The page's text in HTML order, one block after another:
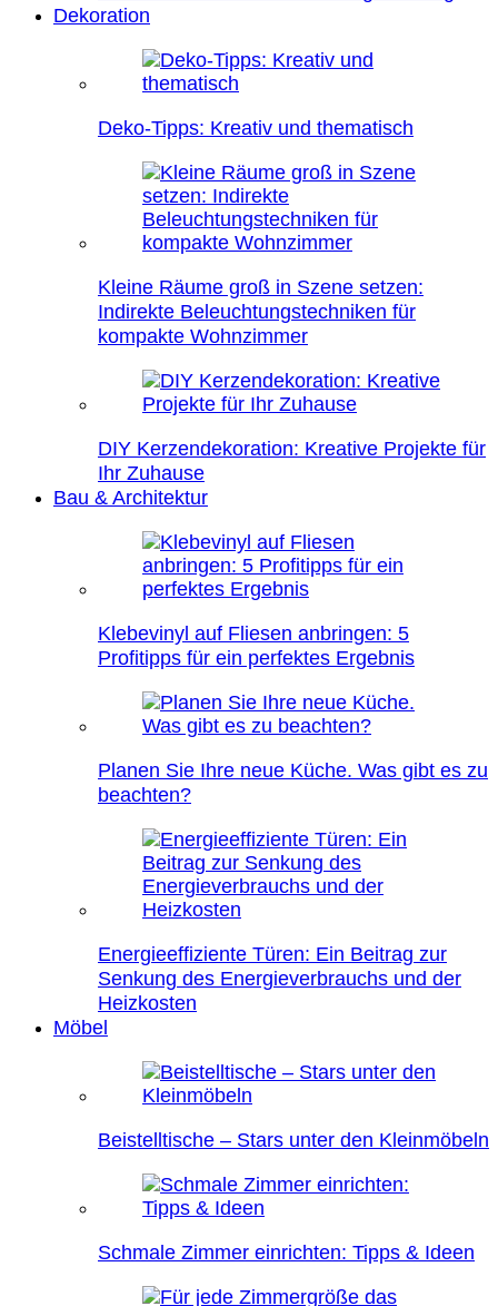
Dekoration
Deko-Tipps: Kreativ und thematisch
Kleine Räume groß in Szene setzen:
Indirekte Beleuchtungstechniken für
kompakte Wohnzimmer
DIY Kerzendekoration: Kreative Projekte für
Ihr Zuhause
Bau & Architektur
Klebevinyl auf Fliesen anbringen: 5
Profitipps für ein perfektes Ergebnis
Planen Sie Ihre neue Küche. Was gibt es zu
beachten?
Energieeffiziente Türen: Ein Beitrag zur
Senkung des Energieverbrauchs und der
Heizkosten
Möbel
Beistelltische – Stars unter den Kleinmöbeln
Schmale Zimmer einrichten: Tipps & Ideen